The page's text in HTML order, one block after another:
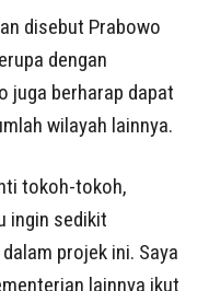
disebut Prabowo
dengan
juga berharap dapat
wilayah lainnya.
tokoh-tokoh,
ingin sedikit
projek ini. Saya
lainnya ikut